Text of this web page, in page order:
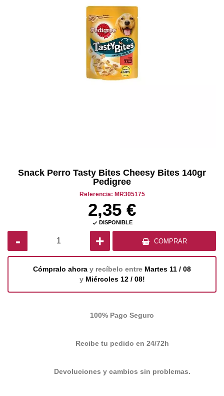
Snack Perro Tasty Bites Cheesy Bites 140gr
Pedigree
Referencia: MR305175
2,35 €
 DISPONIBLE
- + COMPRAR
Cómpralo ahora y recíbelo entre Martes 11 / 08
y Miércoles 12 / 08!
100% Pago Seguro
Recibe tu pedido en 24/72h
Devoluciones y cambios sin problemas.